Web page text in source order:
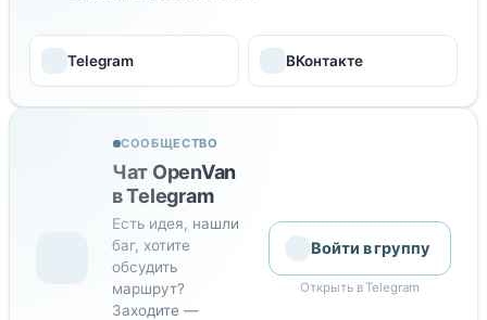
Telegram ВКонтакте
СООБЩЕСТВО
Чат OpenVan
в Telegram
Есть идея, нашли
баг, хотите
обсудить
маршрут?
Заходите —
Войти в группу
Открыть в Telegram